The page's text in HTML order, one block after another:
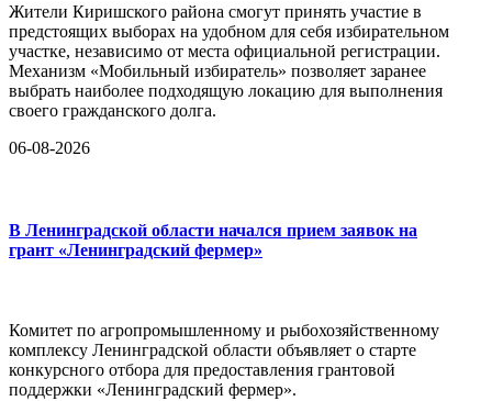
Жители Киришского района смогут принять участие в
предстоящих выборах на удобном для себя избирательном
участке, независимо от места официальной регистрации.
Механизм «Мобильный избиратель» позволяет заранее
выбрать наиболее подходящую локацию для выполнения
своего гражданского долга.
06-08-2026
В Ленинградской области начался прием заявок на
грант «Ленинградский фермер»
Комитет по агропромышленному и рыбохозяйственному
комплексу Ленинградской области объявляет о старте
конкурсного отбора для предоставления грантовой
поддержки «Ленинградский фермер».